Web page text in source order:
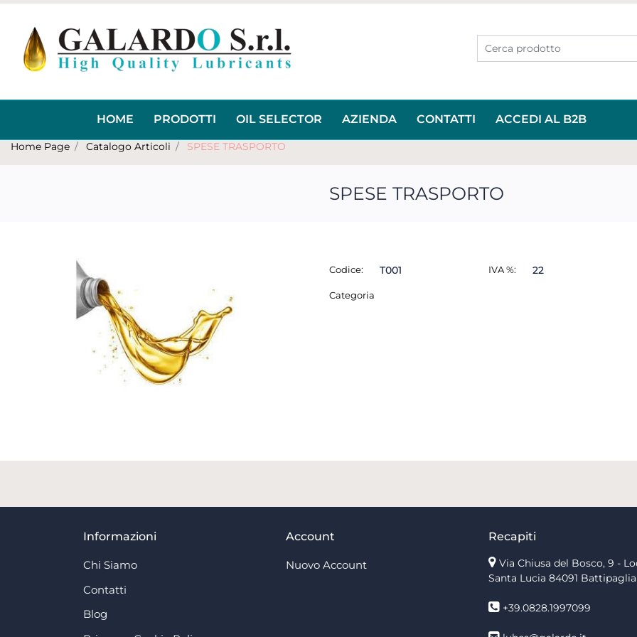
HOME PRODOTTI OIL SELECTOR AZIENDA CONTATTI ACCEDI AL B2B
Home Page Catalogo Articoli SPESE TRASPORTO
SPESE TRASPORTO
Codice: T001
Categoria
IVA %: 22
Informazioni
Chi Siamo
Contatti
Blog
Account
Nuovo Account
Recapiti
Via Chiusa del Bosco, 9 -
Santa Lucia 84091 Battipaglia
+39.0828.1997099